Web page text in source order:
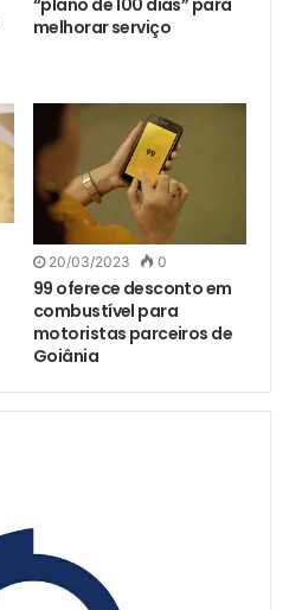
“plano de 100 dias” para
melhorar serviço
20/03/2023 0
99 oferece desconto em
combustível para
motoristas parceiros de
Goiânia